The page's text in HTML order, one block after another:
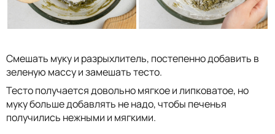
Смешать муку и разрыхлитель, постепенно добавить в
зеленую массу и замешать тесто.
Тесто получается довольно мягкое и липковатое, но
муку больше добавлять не надо, чтобы печенья
получились нежными и мягкими.